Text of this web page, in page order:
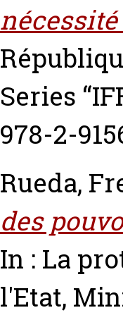
Series
978-2-
Rueda,
des
In : La
l'Etat,